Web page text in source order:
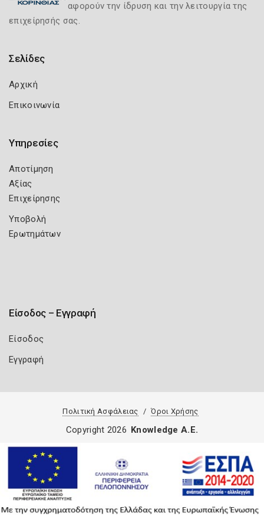
αφορούν την ίδρυση και την λειτουργία της
επιχείρησής σας.
Σελίδες
Αρχική
Επικοινωνία
Υπηρεσίες
Αποτίμηση
Αξίας
Επιχείρησης
Υποβολή
Ερωτημάτων
Είσοδος – Εγγραφή
Είσοδος
Εγγραφή
Πολιτική Ασφάλειας Όροι Χρήσης
Copyright 2026 Knowledge A.E.